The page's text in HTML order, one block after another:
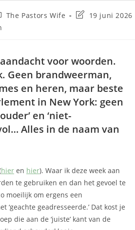
The Pastors Wife
19 juni 2026
voor woorden.
Geen brandweerman,
en heren, maar beste
in New York: geen
en ‘niet-
Alles in de naam van
hier en hier). Waar ik deze week aan
te gebruiken en dan het gevoel te
moeilijk om ergens een
geadresseerde.’ Dat kost je
die aan de ‘juiste’ kant van de